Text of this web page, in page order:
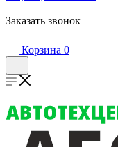
Заказать звонок
Корзина 0